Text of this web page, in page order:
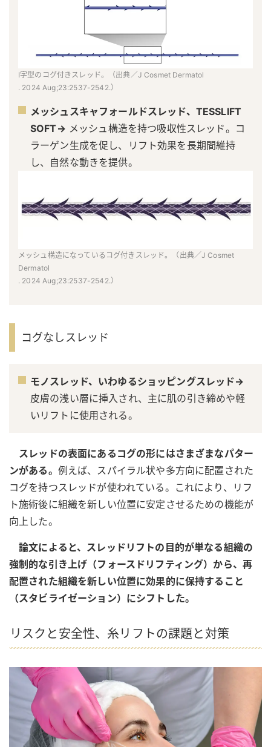
I字型のコグ付きスレッド。（出典／J Cosmet Dermatol
. 2024 Aug;23:2537-2542.）
メッシュスキャフォールドスレッド、TESSLIFT
SOFT→ メッシュ構造を持つ吸収性スレッド。コ
ラーゲン生成を促し、リフト効果を長期間維持
し、自然な動きを提供。
メッシュ構造になっているコグ付きスレッド。（出典／J Cosmet
Dermatol
. 2024 Aug;23:2537-2542.）
コグなしスレッド
モノスレッド、いわゆるショッピングスレッド→
皮膚の浅い層に挿入され、主に肌の引き締めや軽
いリフトに使用される。
スレッドの表面にあるコグの形にはさまざまなパター
ンがある。 例えば、スパイラル状や多方向に配置された
コグを持つスレッドが使われている。これにより、リフ
ト施術後に組織を新しい位置に安定させるための機能が
向上した。
論文によると、スレッドリフトの目的が単なる組織の
強制的な引き上げ（フォースドリフティング）から、再
配置された組織を新しい位置に効果的に保持すること
（スタビライゼーション）にシフトした。
リスクと安全性、糸リフトの課題と対策